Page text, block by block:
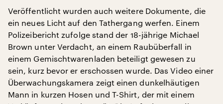
Veröffentlicht wurden auch weitere Dokumente, die
ein neues Licht auf den Tathergang werfen. Einem
Polizeibericht zufolge stand der 18-jährige Michael
Brown unter Verdacht, an einem Raubüberfall in
einem Gemischtwarenladen beteiligt gewesen zu
sein, kurz bevor er erschossen wurde. Das Video einer
Überwachungskamera zeigt einen dunkelhäutigen
Mann in kurzen Hosen und T-Shirt, der mit einem